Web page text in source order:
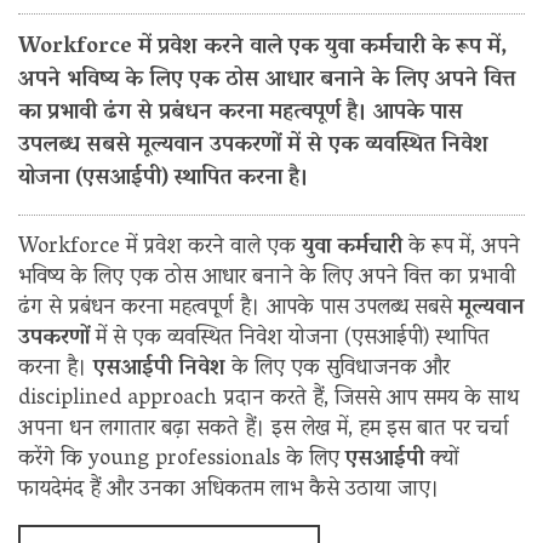
Workforce में प्रवेश करने वाले एक युवा कर्मचारी के रूप में,
अपने भविष्य के लिए एक ठोस आधार बनाने के लिए अपने वित्त
का प्रभावी ढंग से प्रबंधन करना महत्वपूर्ण है। आपके पास
उपलब्ध सबसे मूल्यवान उपकरणों में से एक व्यवस्थित निवेश
योजना (एसआईपी) स्थापित करना है।
Workforce में प्रवेश करने वाले एकयुवा कर्मचारीके रूप में, अपने
भविष्य के लिए एक ठोस आधार बनाने के लिए अपने वित्त का प्रभावी
ढंग से प्रबंधन करना महत्वपूर्ण है। आपके पास उपलब्ध सबसेमूल्यवान
उपकरणोंमें से एक व्यवस्थित निवेश योजना (एसआईपी) स्थापित
करना है।एसआईपी निवेशके लिए एक सुविधाजनक और
disciplined approach प्रदान करते हैं, जिससे आप समय के साथ
अपना धन लगातार बढ़ा सकते हैं। इस लेख में, हम इस बात पर चर्चा
करेंगे कि young professionals के लिएएसआईपीक्यों
फायदेमंद हैं और उनका अधिकतम लाभ कैसे उठाया जाए।